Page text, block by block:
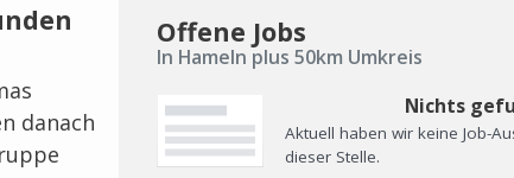
danach
Offene Jobs
In Hameln plus 50km Umkreis
Nichts
Aktuell haben wir keine Job-
dieser Stelle.